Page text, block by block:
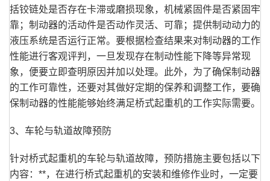
括铰链处是否存在卡滞或磨损现象，机械紧固件是否紧固牢
靠；制动器的活动件是否动作灵活、可靠；提供制动动力的
液压系统是否运行正常。要根据检查结果来对制动器的工作
性能进行客观评判，一旦发现存在制动性能下降等异常现
象，便要立即查明原因并加以处理。此外，为了确保制动器
的工作可靠性，还要对其做好定期的保养和调整工作，要确
保制动器的性能能够始终满足桥式起重机的工作实际需要。
3、车轮与轨道故障预防
针对桥式起重机的车轮与轨道故障，预防措施主要包括以下
内容：**，在进行桥式起重机的安装和维修作业时，一定要